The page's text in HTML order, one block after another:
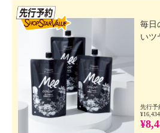
毎日
いツ
先行予
¥16,434